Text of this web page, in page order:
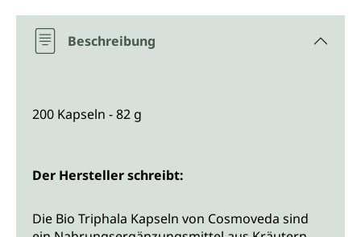
Beschreibung
200 Kapseln - 82 g
Der Hersteller schreibt:
Die Bio Triphala Kapseln von Cosmoveda sind